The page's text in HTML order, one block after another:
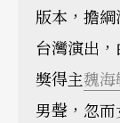
版本，擔
台灣演出
獎得主魏海
男聲，忽